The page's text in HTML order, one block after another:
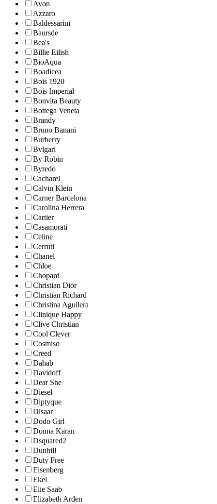
Avon
Azzaro
Baldessarini
Baursde
Bea's
Billie Eilish
BioAqua
Boadicea
Bois 1920
Bois Imperial
Bonvita Beauty
Bottega Veneta
Brandy
Bruno Banani
Burberry
Bvlgari
By Robin
Byredo
Cacharel
Calvin Klein
Carner Barcelona
Carolina Herrera
Cartier
Casamorati
Celine
Cerruti
Chanel
Chloe
Chopard
Christian Dior
Christian Richard
Christina Aguilera
Clinique Happy
Clive Christian
Cool Clever
Cosmiso
Creed
Dahab
Davidoff
Dear She
Diesel
Diptyque
Disaar
Dodo Girl
Donna Karan
Dsquared2
Dunhill
Duty Free
Eisenberg
Ekel
Elie Saab
Elizabeth Arden